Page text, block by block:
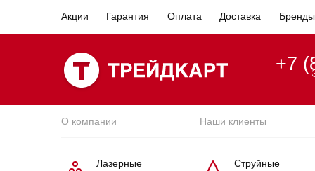
Акции Гарантия Оплата Доставка Бренды
+7
О компании Наши клиенты
Лазерные
Струйные